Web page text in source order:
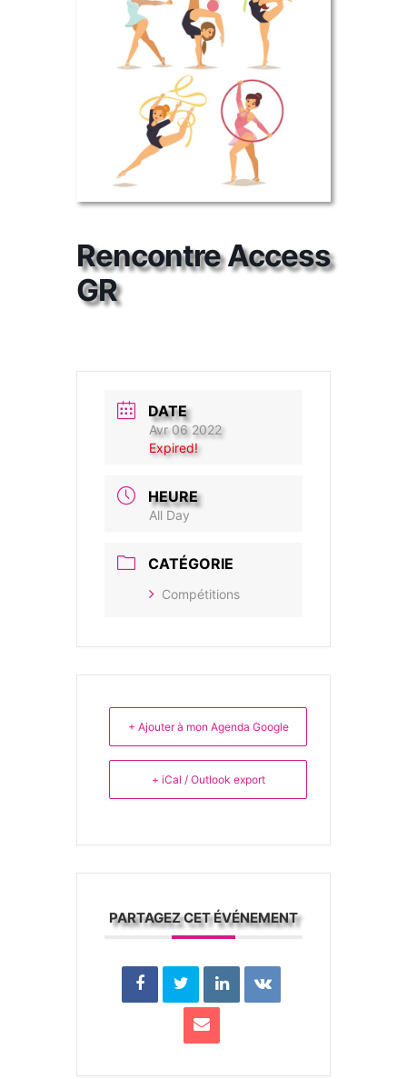
Rencontre Access
GR
DATE
Avr 06 2022
Expired!
HEURE
All Day
CATÉGORIE
Compétitions
+ Ajouter à mon Agenda Google
+ iCal / Outlook export
PARTAGEZ CET ÉVÉNEMENT